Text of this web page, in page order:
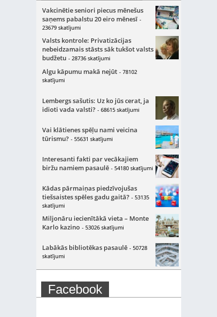
Vakcinētie seniori piecus mēnešus
saņems pabalstu 20 eiro mēnesī -
23679 skatījumi
Valsts kontrole: Privatizācijas
nebeidzamais stāsts sāk tukšot valsts
budžetu - 28736 skatījumi
Algu kāpumu makā nejūt - 78102
skatījumi
Lembergs sašutis: Uz ko jūs cerat, ja
idioti vada valsti? - 68615 skatījumi
Vai klātienes spēļu nami veicina
tūrismu? - 55631 skatījumi
Interesanti fakti par vecākajiem
biržu namiem pasaulē - 54180 skatījumi
Kādas pārmaiņas piedzīvojušas
tiešsaistes spēles gadu gaitā? - 53135
skatījumi
Miljonāru iecienītākā vieta – Monte
Karlo kazino - 53026 skatījumi
Labākās bibliotēkas pasaulē - 50728
skatījumi
Facebook